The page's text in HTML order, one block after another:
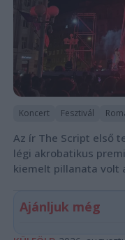
Koncert Fesztivál
Az ír The Script első
légi akrobatikus
kiemelt pillanata volt
Ajánljuk még